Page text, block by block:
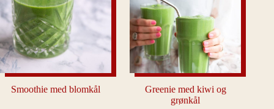
Smoothie med blomkål
Greenie med kiwi og
grønkål